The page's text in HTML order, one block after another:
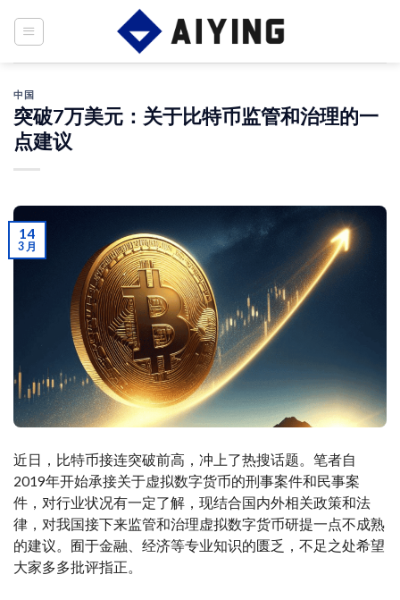
中国
突破7万美元：关于比特币监管和治理的一
点建议
14
3 月
近日，比特币接连突破前高，冲上了热搜话题。笔者自
2019年开始承接关于虚拟数字货币的刑事案件和民事案
件，对行业状况有一定了解，现结合国内外相关政策和法
律，对我国接下来监管和治理虚拟数字货币研提一点不成熟
的建议。囿于金融、经济等专业知识的匮乏，不足之处希望
大家多多批评指正。